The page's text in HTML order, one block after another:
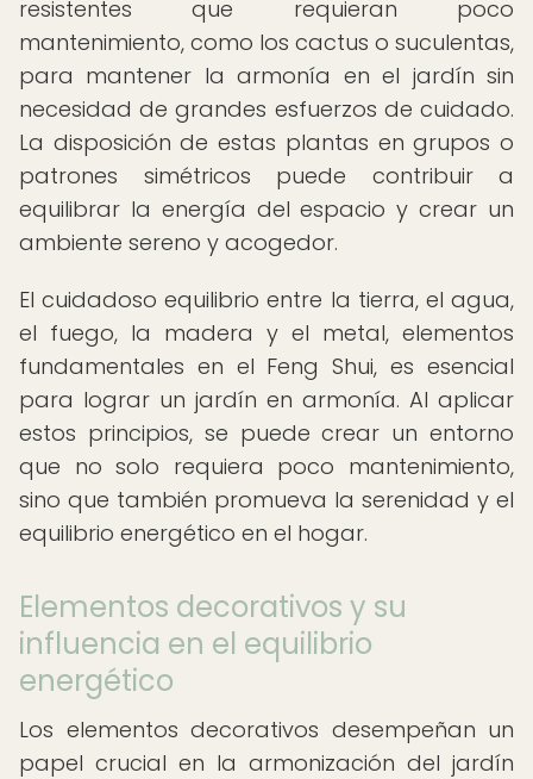
resistentes que requieran poco
mantenimiento, como los cactus o suculentas,
para mantener la armonía en el jardín sin
necesidad de grandes esfuerzos de cuidado.
La disposición de estas plantas en grupos o
patrones simétricos puede contribuir a
equilibrar la energía del espacio y crear un
ambiente sereno y acogedor.
El cuidadoso equilibrio entre la tierra, el agua,
el fuego, la madera y el metal, elementos
fundamentales en el Feng Shui, es esencial
para lograr un jardín en armonía. Al aplicar
estos principios, se puede crear un entorno
que no solo requiera poco mantenimiento,
sino que también promueva la serenidad y el
equilibrio energético en el hogar.
Elementos decorativos y su
influencia en el equilibrio
energético
Los elementos decorativos desempeñan un
papel crucial en la armonización del jardín